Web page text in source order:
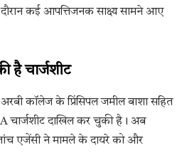
कई आपत्तिजनक साक्ष्य सामने आए
है चार्जशीट
कॉलेज के प्रिंसिपल जमील बाशा सहित
चार्जशीट दाखिल कर चुकी है। अब
जांच एजेंसी ने मामले के दायरे को और